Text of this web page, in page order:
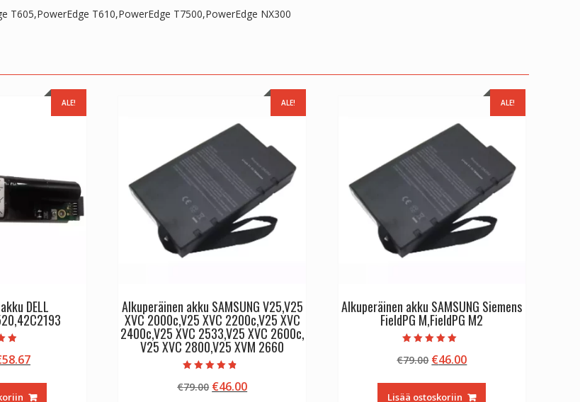
T605,PowerEdge T610,PowerEdge T7500,PowerEdge NX300
ALE!
DELL
58.67Nykyinen
on:
ALE!
Alkuperäinen akku SAMSUNG V25,V25
XVC 2000c,V25 XVC 2200c,V25 XVC
2400c,V25 XVC 2533,V25 XVC 2600c,
V25 XVC 2800,V25 XVM 2660
tuotteesta:
4.50
€79.00 Alkuperäinen
€46.00Nykyinen
ALE!
Alkuperäinen akku SAMSUNG Siemens
FieldPG M,FieldPG M2
tuotteesta:
5.00
€79.00 Alkuperäinen
oli:
€46.00Nykyinen
on:
Lisää ostoskoriin